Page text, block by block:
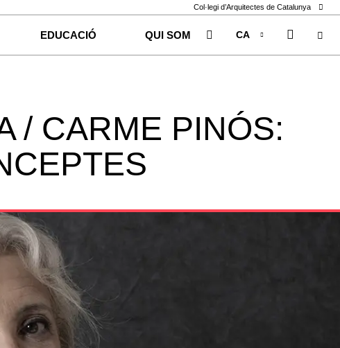
Col·legi d’Arquitectes de Catalunya
EDUCACIÓ QUI SOM
CA
ES
/ CARME PINÓS: